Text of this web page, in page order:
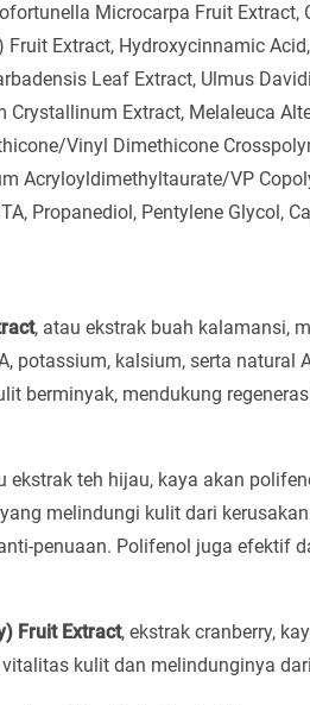
Microcarpa Fruit
Extract, Hydroxycinnamic
Leaf Extract, Ulmus
Crystallinum Extract, Melaleuca
Vinyl Dimethicone
Acryloyldimethyltaurate/VP
Propanediol, Pentylene Glycol,
, atau ekstrak buah kalamansi,
potassium, kalsium, serta
berminyak, mendukung
ekstrak teh hijau, kaya akan
melindungi kulit dari
penuaan. Polifenol juga efektif
Fruit Extract, ekstrak cranberry,
kulit dan melindunginya